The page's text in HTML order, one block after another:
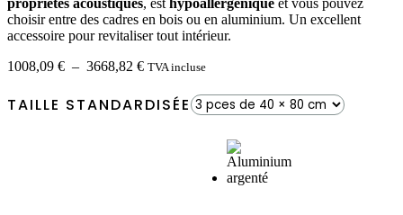
propriétés acoustiques, esthypoallergénique et vous pouvez
choisir entre des cadres en bois ou en aluminium. Un excellent
accessoire pour revitaliser tout intérieur.
1008,09 € – 3668,82 €Plage
prix :
1008,09 €
TVA incluse
TAILLE STANDARDISÉE